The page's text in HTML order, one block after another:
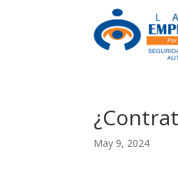
May 9, 2024